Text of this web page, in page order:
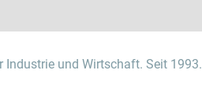
Industrie und Wirtschaft. Seit 1993.